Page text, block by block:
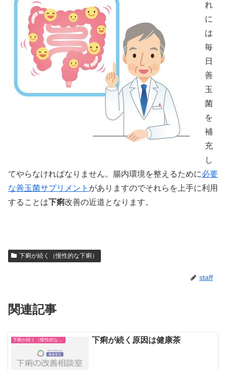
れ
に
は
毎
日
善
玉
菌
を
補
充
し
てやらなければなりません。腸内環境を整えるために必要
な善玉菌サプリメント がありますのでそれらを上手に利用
することは下痢改善の近道となります。
下痢が続く（慢性的な下痢）
staff
関連記事
下痢が続く原因は健康茶